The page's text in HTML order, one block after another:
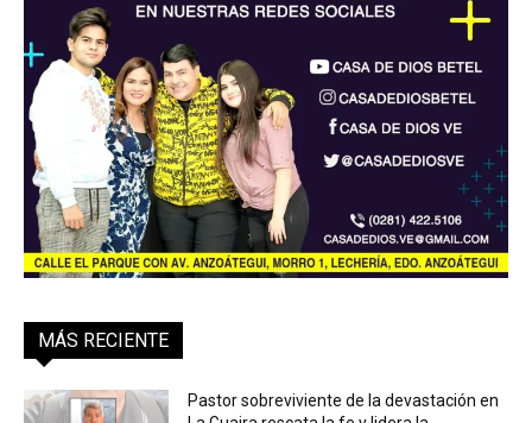
MÁS RECIENTE
Pastor sobreviviente de la devastación en